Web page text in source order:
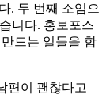
. 두 번째 소임으
니다. 홍보포스
드는 일들을 함
편이 괜찮다고